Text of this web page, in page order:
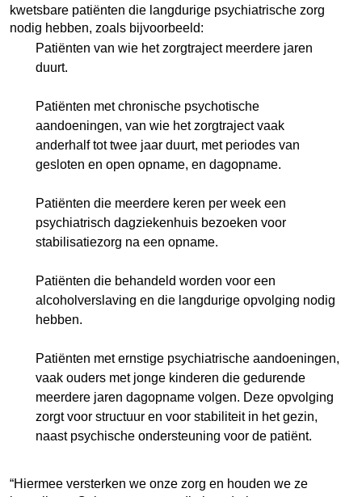
kwetsbare patiënten die langdurige psychiatrische zorg
nodig hebben, zoals bijvoorbeeld:
Patiënten van wie het zorgtraject meerdere jaren
duurt.
Patiënten met chronische psychotische
aandoeningen, van wie het zorgtraject vaak
anderhalf tot twee jaar duurt, met periodes van
gesloten en open opname, en dagopname.
Patiënten die meerdere keren per week een
psychiatrisch dagziekenhuis bezoeken voor
stabilisatiezorg na een opname.
Patiënten die behandeld worden voor een
alcoholverslaving en die langdurige opvolging nodig
hebben.
Patiënten met ernstige psychiatrische aandoeningen,
vaak ouders met jonge kinderen die gedurende
meerdere jaren dagopname volgen. Deze opvolging
zorgt voor structuur en voor stabiliteit in het gezin,
naast psychische ondersteuning voor de patiënt.
“Hiermee versterken we onze zorg en houden we ze